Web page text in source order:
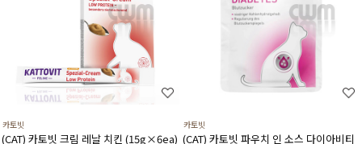
카토빗
(CAT) 카토빗 크림 레날 치킨 (15g×6ea)
카토빗
(CAT) 카토빗 파우치 인 소스 다이아비티